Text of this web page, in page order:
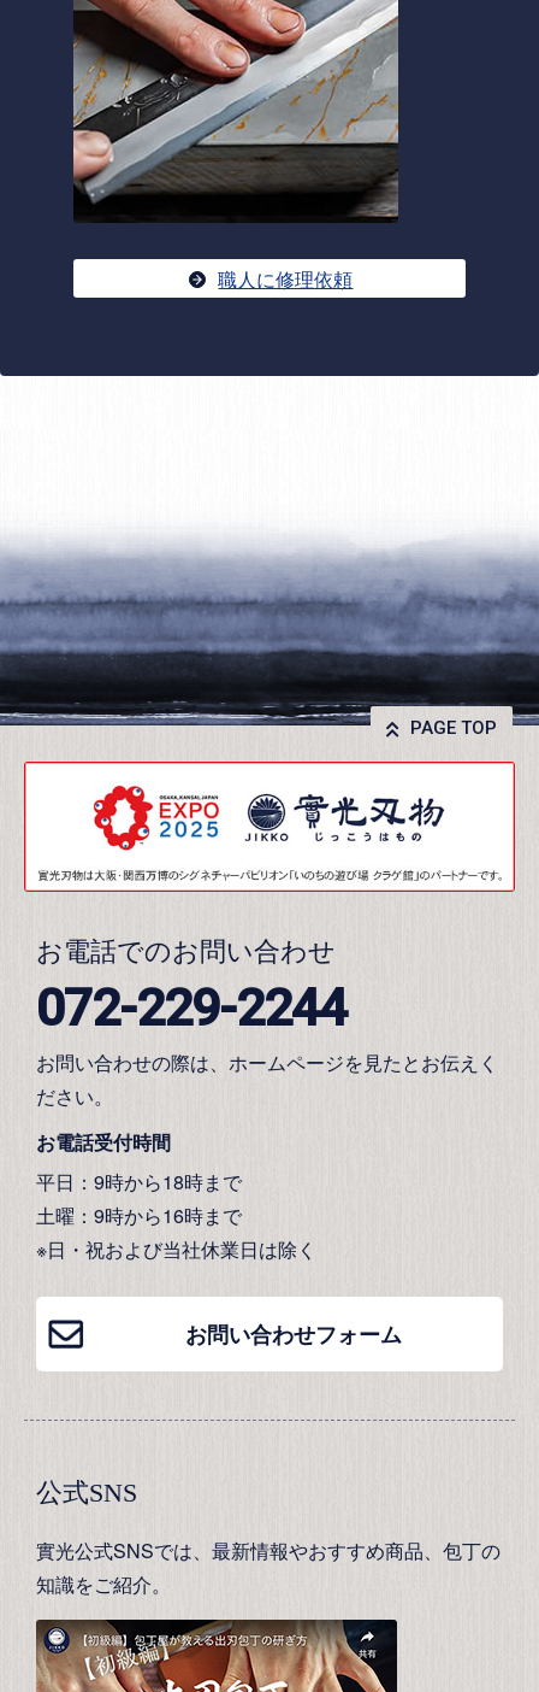
職人に修理依頼
PAGE TOP
お電話でのお問い合わせ
072-229-2244
お問い合わせの際は、ホームページを見たとお伝えく
ださい。
お電話受付時間
平日：9時から18時まで
土曜：9時から16時まで
※日・祝および当社休業日は除く
お問い合わせフォーム
公式SNS
實光公式SNSでは、最新情報やおすすめ商品、包丁の
知識をご紹介。